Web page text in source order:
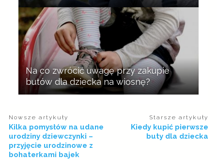
Na co zwrócić uwagę przy zakupie
butów dla dziecka na wiosnę?
Nowsze artykuły
Kilka pomysłów na udane
urodziny dziewczynki –
przyjęcie urodzinowe z
bohaterkami bajek
Starsze artykuły
Kiedy kupić pierwsze
buty dla dziecka